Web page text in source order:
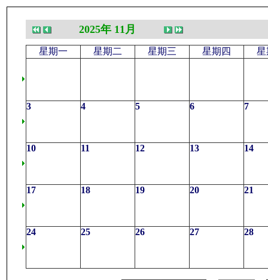
2025年 11月
星期一 星期二 星期三 星期四 星
3 4 5 6 7
10 11 12 13 14
17 18 19 20 21
24 25 26 27 28